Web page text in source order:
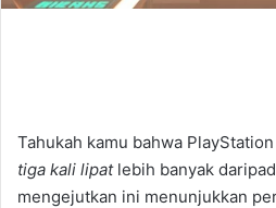
Tahukah kamu bahwa
tiga kali lipatlebih banyak
mengejutkan ini menunjukkan